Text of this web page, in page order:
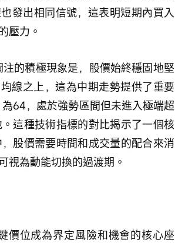
發出相同信號，這表明短期內買入
壓力。
線之上，這為中期走勢提供了重要
64，處於強勢區間但未進入極端超
這種技術指標的對比揭示了一個核
股價需要時間和成交量的配合來消
視為動能切換的過渡期。
價位成為界定風險和機會的核心座